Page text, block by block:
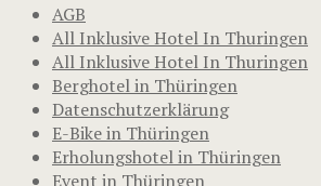
AGB
All Inklusive Hotel In Thuringen
All Inklusive Hotel In Thuringen
Berghotel in Thüringen
Datenschutzerklärung
E-Bike in Thüringen
Erholungshotel in Thüringen
Event in Thüringen